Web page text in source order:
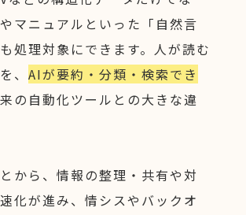
マニュアルといった「自然言
処理対象にできます。人が読む
、 AIが要約・分類・検索でき
の自動化ツールとの大きな違
から、情報の整理・共有や対
化が進み、情シスやバックオ